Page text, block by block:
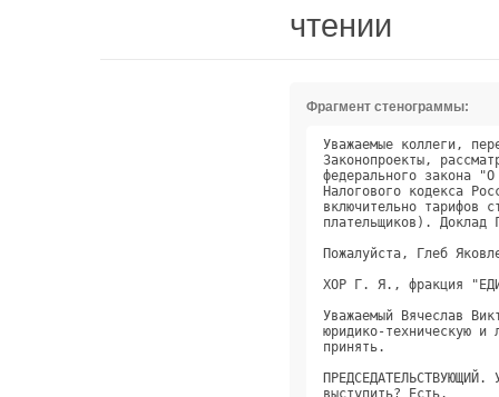
чтении
Фрагмент стенограммы:
Уважаемые
Законопроекты,
федерального
Налогового
включительно
ХОР Г. Я.,
Уважаемый Вячеслав
юридико-техническую